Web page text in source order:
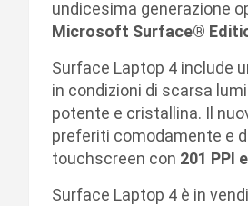
undicesima generazione
Microsoft Surface®
Surface Laptop 4 include
in condizioni di scarsa
potente e cristallina. Il
preferiti comodamente e
touchscreen con 201 PPI
Surface Laptop 4 è in